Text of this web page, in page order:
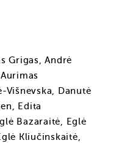
Grigas, Andrė
Višnevska, Danutė
Edita
Bazaraitė, Eglė
Kliučinskaitė,